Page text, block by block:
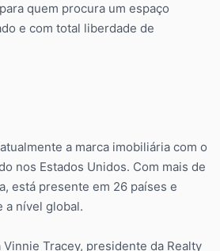
quem procura um espaço
e com total liberdade de
a marca imobiliária com o
nos Estados Unidos. Com mais de
está presente em 26 países e
a nível global.
Tracey, presidente da Realty